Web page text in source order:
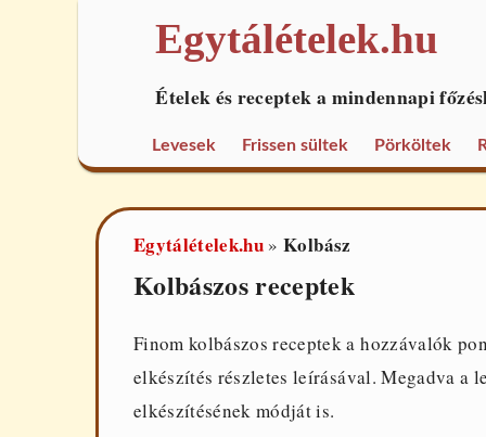
Egytálételek.hu
Ételek és receptek a mindennapi
Levesek Frissen sültek Pörköltek
Egytálételek.hu »Kolbász
Kolbászos receptek
Finom kolbászos receptek a hozzávalók
elkészítés részletes leírásával. Megadva a
elkészítésének módját is.